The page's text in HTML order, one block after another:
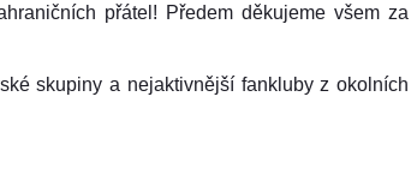
přátel! Předem děkujeme všem za
skupiny a nejaktivnější fankluby z okolních